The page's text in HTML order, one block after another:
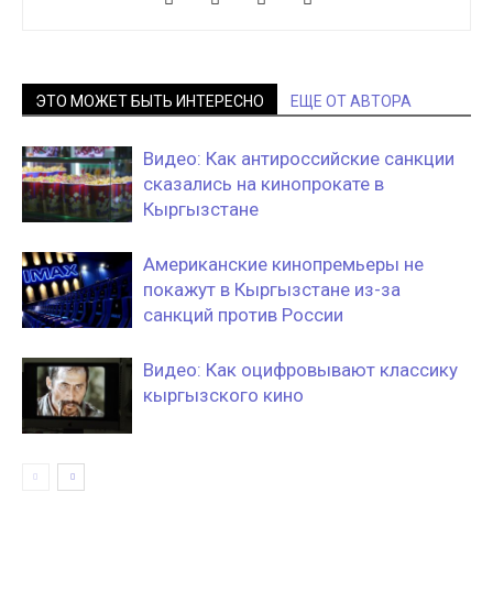
ЭТО МОЖЕТ БЫТЬ ИНТЕРЕСНО ЕЩЕ ОТ АВТОРА
Видео: Как антироссийские санкции
сказались на кинопрокате в
Кыргызстане
Американские кинопремьеры не
покажут в Кыргызстане из-за
санкций против России
Видео: Как оцифровывают классику
кыргызского кино